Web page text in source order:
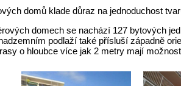
domů klade důraz na jednoduchost
domech se nachází 127 bytových
podlaží také přísluší západně
o hloubce více jak 2 metry mají